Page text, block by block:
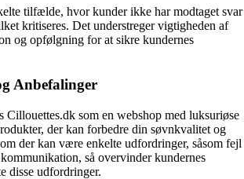
tilfælde, hvor kunder ikke har modtaget svar
kritiseres. Det understreger vigtigheden af
og opfølgning for at sikre kundernes
Anbefalinger
Cillouettes.dk som en webshop med luksuriøse
der kan forbedre din søvnkvalitet og
der kan være enkelte udfordringer, såsom fejl
så overvinder kundernes
disse udfordringer.